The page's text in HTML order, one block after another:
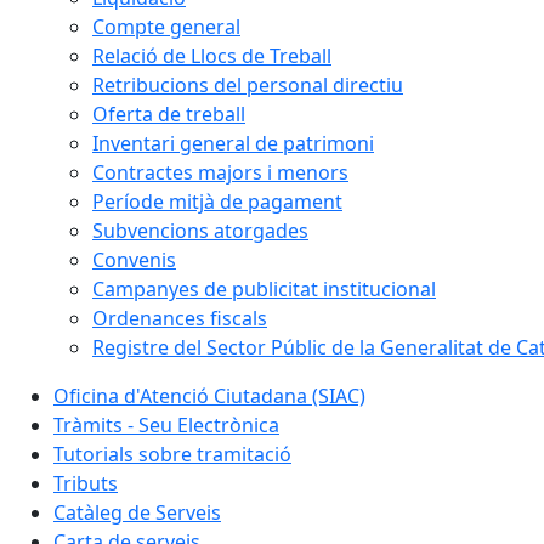
Compte general
Relació de Llocs de Treball
Retribucions del personal directiu
Oferta de treball
Inventari general de patrimoni
Contractes majors i menors
Període mitjà de pagament
Subvencions atorgades
Convenis
Campanyes de publicitat institucional
Ordenances fiscals
Registre del Sector Públic de la Generalitat de
Oficina d'Atenció Ciutadana (SIAC)
Tràmits - Seu Electrònica
Tutorials sobre tramitació
Tributs
Catàleg de Serveis